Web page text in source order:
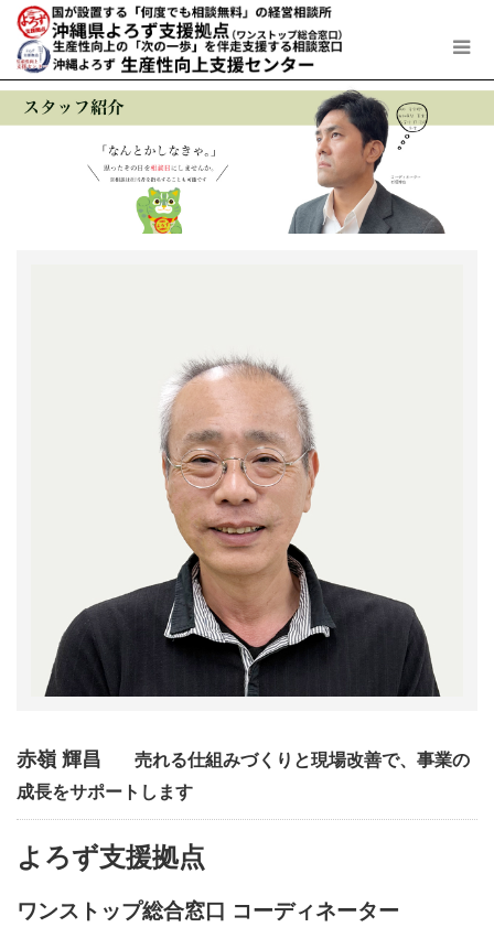
赤嶺 輝昌
売れる仕組みづくりと現場改善で、事業の
成長をサポートします
よろず支援拠点
ワンストップ総合窓口 コーディネーター